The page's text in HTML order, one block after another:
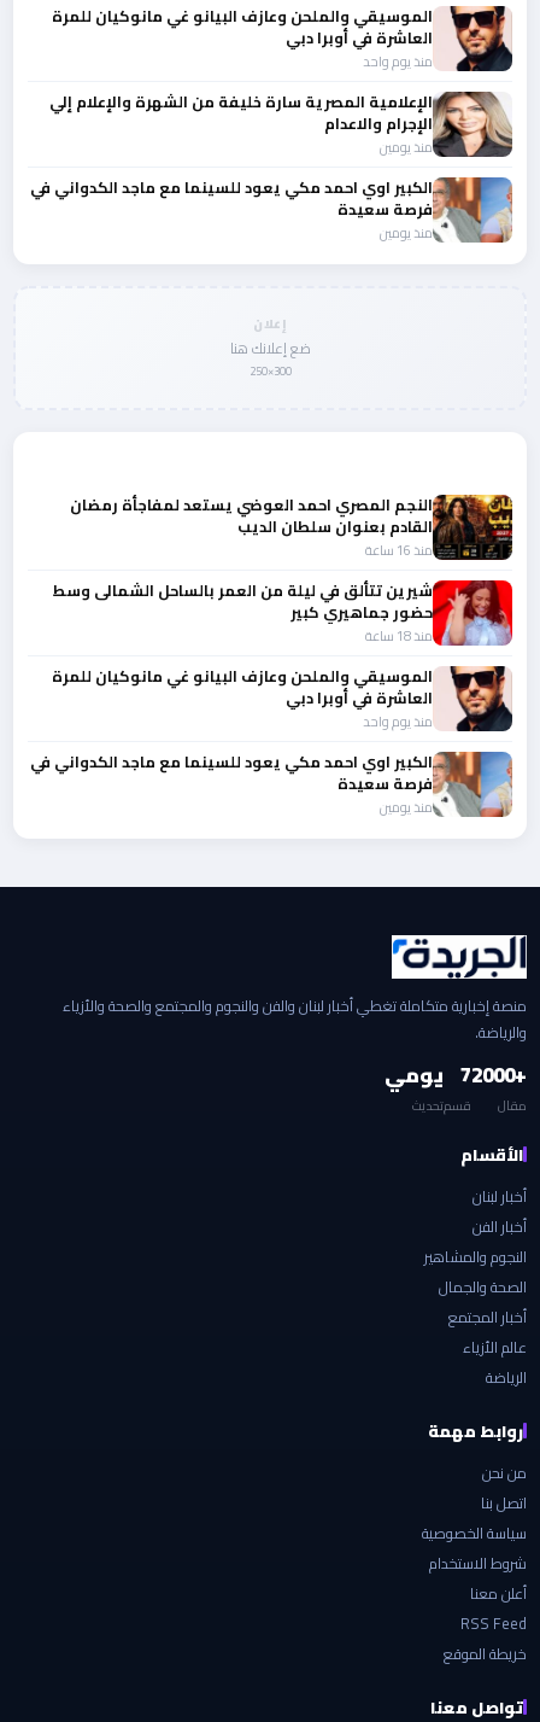
الموسيقي والملحن وعازف البيانو غي مانوكيان للمرة
العاشرة في أوبرا دبي
منذ يوم واحد
الإعلامية المصرية سارة خليفة من الشهرة والإعلام إلي
الإجرام والاعدام
منذ يومين
الكبير اوي احمد مكي يعود للسينما مع ماجد الكدواني في
فرصة سعيدة
منذ يومين
إعلان
ضع إعلانك هنا
300×250
النجم المصري احمد العوضي يستعد لمفاجأة رمضان
القادم بعنوان سلطان الديب
منذ 16 ساعة
شيرين تتألق في ليلة من العمر بالساحل الشمالى وسط
حضور جماهيري كبير
منذ 18 ساعة
الموسيقي والملحن وعازف البيانو غي مانوكيان للمرة
العاشرة في أوبرا دبي
منذ يوم واحد
الكبير اوي احمد مكي يعود للسينما مع ماجد الكدواني في
فرصة سعيدة
منذ يومين
منصة إخبارية متكاملة تغطي أخبار لبنان والفن والنجوم والمجتمع والصحة والأزياء
والرياضة.
+2000
مقال
7
قسم
يومي
تحديث
الأقسام
أخبار لبنان
أخبار الفن
النجوم والمشاهير
الصحة والجمال
أخبار المجتمع
عالم الأزياء
الرياضة
روابط مهمة
من نحن
اتصل بنا
سياسة الخصوصية
شروط الاستخدام
أعلن معنا
RSS Feed
خريطة الموقع
تواصل معنا